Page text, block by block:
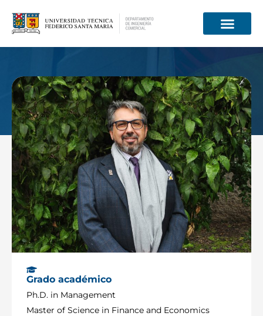
Grado académico
Ph.D. in Management
Master of Science in Finance and Economics